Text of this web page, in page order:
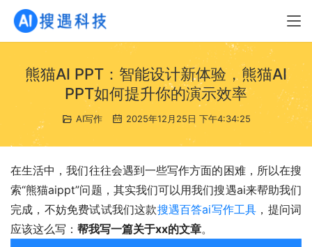
熊猫AI PPT：智能设计新体验，熊猫AI
PPT如何提升你的演示效率
AI写作 2025年12月25日 下午4:34:25
在生活中，我们往往会遇到一些写作方面的困难，所以在搜
索“熊猫aippt”问题，其实我们可以用我们搜遇ai来帮助我们
完成，不妨免费试试我们这款搜遇百答ai写作工具 ，提问词
应该这么写： 帮我写一篇关于xx的文章。